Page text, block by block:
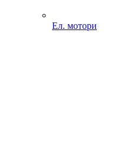
Ел. мотори